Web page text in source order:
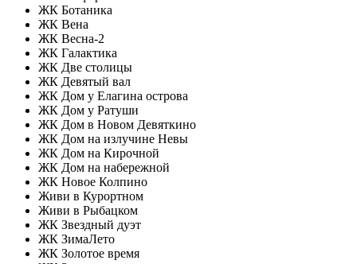
ЖК Ботаника
ЖК Вена
ЖК Весна-2
ЖК Галактика
ЖК Две столицы
ЖК Девятый вал
ЖК Дом у Елагина острова
ЖК Дом у Ратуши
ЖК Дом в Новом Девяткино
ЖК Дом на излучине Невы
ЖК Дом на Кирочной
ЖК Дом на набережной
ЖК Новое Колпино
Живи в Курортном
Живи в Рыбацком
ЖК Звездный дуэт
ЖК ЗимаЛето
ЖК Золотое время